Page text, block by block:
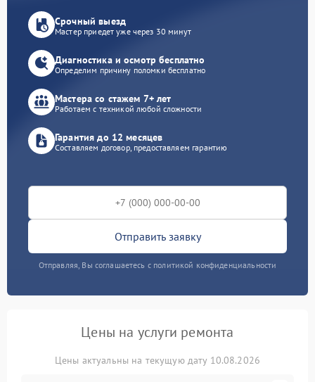
Срочный выезд
Мастер приедет уже через 30 минут
Диагностика и осмотр бесплатно
Определим причину поломки бесплатно
Мастера со стажем 7+ лет
Работаем с техникой любой сложности
Гарантия до 12 месяцев
Составляем договор, предоставляем гарантию
Отправить заявку
Отправляя, Вы соглашаетесь с политикой конфиденциальности
Цены на услуги ремонта
Цены актуальны на текущую дату 10.08.2026